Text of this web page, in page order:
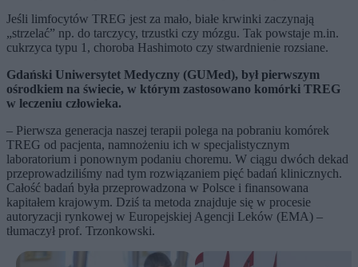
Jeśli limfocytów TREG jest za mało, białe krwinki zaczynają
„strzelać” np. do tarczycy, trzustki czy mózgu. Tak powstaje m.in.
cukrzyca typu 1, choroba Hashimoto czy stwardnienie rozsiane.
Gdański Uniwersytet Medyczny (GUMed), był pierwszym
ośrodkiem na świecie, w którym zastosowano komórki TREG
w leczeniu człowieka.
– Pierwsza generacja naszej terapii polega na pobraniu komórek
TREG od pacjenta, namnożeniu ich w specjalistycznym
laboratorium i ponownym podaniu choremu. W ciągu dwóch dekad
przeprowadziliśmy nad tym rozwiązaniem pięć badań klinicznych.
Całość badań była przeprowadzona w Polsce i finansowana
kapitałem krajowym. Dziś ta metoda znajduje się w procesie
autoryzacji rynkowej w Europejskiej Agencji Leków (EMA) –
tłumaczył prof. Trzonkowski.